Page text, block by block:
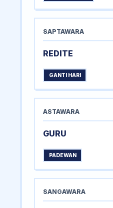
SAPTAWARA
REDITE
GANTI HARI
ASTAWARA
GURU
PADEWAN
SANGAWARA